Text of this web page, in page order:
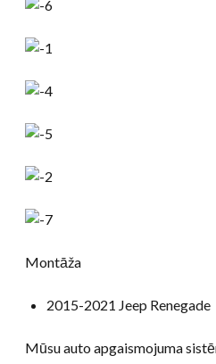
Montāža
2015-2021 Jeep Renegade
Mūsu auto apgaismojuma